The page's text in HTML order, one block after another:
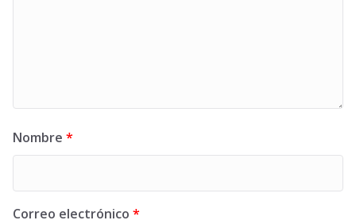
Nombre *
Correo electrónico *